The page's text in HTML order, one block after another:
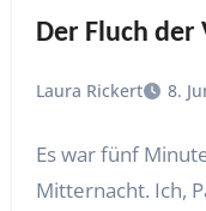
Der Fluch der
Laura Rickert 8.
Es war fünf
Mitternacht. Ich,